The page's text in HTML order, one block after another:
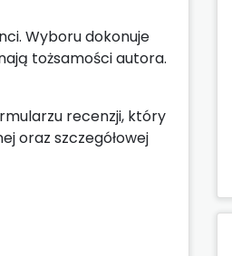
Wyboru dokonuje
tożsamości autora.
recenzji, który
oraz szczegółowej